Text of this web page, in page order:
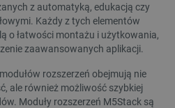
z automatyką, edukacją czy
Każdy z tych elementów
o łatwości montażu i użytkowania,
zaawansowanych aplikacji.
rozszerzeń obejmują nie
ale również możliwość szybkiej
Moduły rozszerzeń M5Stack są
YouTube
Google